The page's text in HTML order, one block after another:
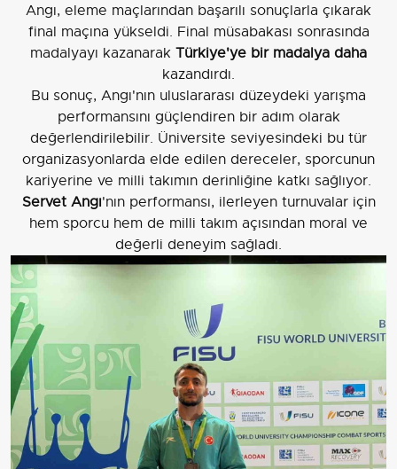
Angı, eleme maçlarından başarılı sonuçlarla çıkarak
final maçına yükseldi. Final müsabakası sonrasında
madalyayı kazanarak Türkiye'ye bir madalya daha
kazandırdı.
Bu sonuç, Angı'nın uluslararası düzeydeki yarışma
performansını güçlendiren bir adım olarak
değerlendirilebilir. Üniversite seviyesindeki bu tür
organizasyonlarda elde edilen dereceler, sporcunun
kariyerine ve milli takımın derinliğine katkı sağlıyor.
Servet Angı'nın performansı, ilerleyen turnuvalar için
hem sporcu hem de milli takım açısından moral ve
değerli deneyim sağladı.